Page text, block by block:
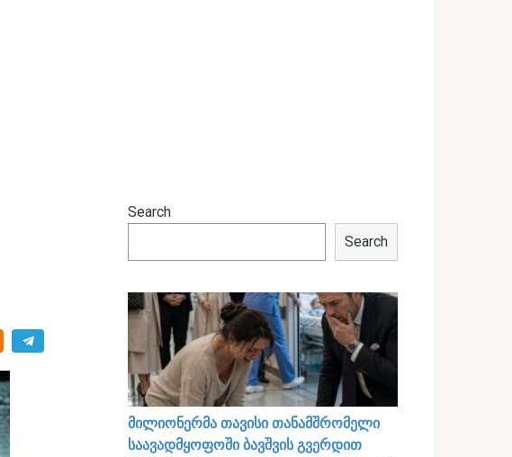
Search
Search
მილიონერმა თავისი თანამშრომელი
საავადმყოფოში ბავშვის გვერდით